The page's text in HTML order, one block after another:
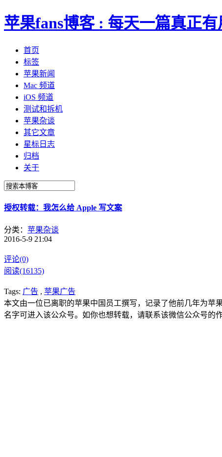
苹果fans博客 : 每天一篇真正
首页
标签
苹果新闻
Mac 频道
iOS 频道
测试和拆机
苹果杂谈
其它文章
星标日志
归档
关于
授权转载：我怎么给 Apple 写文案
分类： 苹果杂谈
2016-5-9 21:04
评论(0)
阅读(16135)
Tags: 广告 , 苹果广告
本文由一位已离职的苹果中国员工撰写，记录了他前几年为苹
名字可进入该公众号。如你也想转载，请联系该微信公众号的作